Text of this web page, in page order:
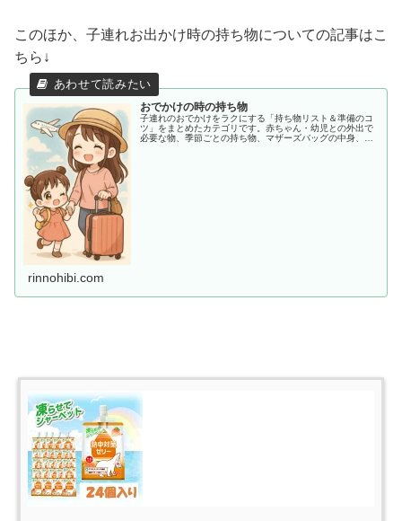
このほか、子連れお出かけ時の持ち物についての記事はこ
ちら↓
おでかけの時の持ち物
子連れのおでかけをラクにする「持ち物リスト＆準備のコ
ツ」をまとめたカテゴリです。赤ちゃん・幼児との外出で
必要な物、季節ごとの持ち物、マザーズバッグの中身、あ
rinnohibi.com